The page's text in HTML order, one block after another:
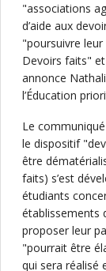
"associations
d’aide aux
"poursuivre
Devoirs faits"
annonce
l’Éducation
Le
le dispositif
être
faits) s’est
étudiants
établissements
proposer leur
"pourrait être
qui sera réalisé